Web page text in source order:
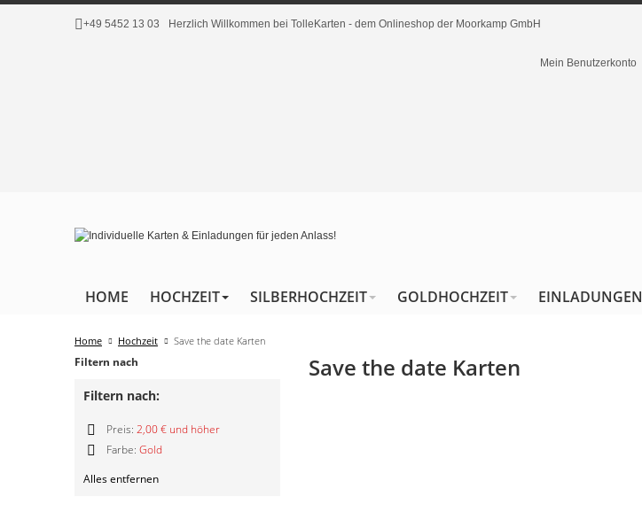
+49 5452 13 03 Herzlich Willkommen bei TolleKarten - dem Onlineshop der Moorkamp GmbH
Mein Benutzerkonto
HOME HOCHZEIT SILBERHOCHZEIT GOLDHOCHZEIT EINLADUNGEN
Home Hochzeit Save the date Karten
Save the date Karten
Filtern nach
Filtern nach:
Preis: 2,00 € und höher
Diesen
entfernen
Farbe: Gold
Artikel
Alles entfernen